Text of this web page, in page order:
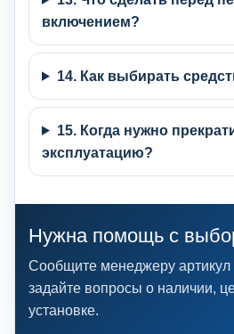
включением?
14. Как выбирать
15. Когда нужно
эксплуатацию?
Нужна помощь с
Сообщите менеджеру артикул
задайте вопросы о наличии,
установке.